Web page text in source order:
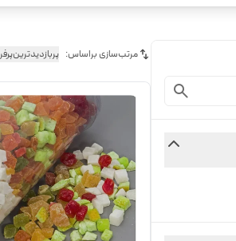
مرتب‌سازی براساس: پربازدیدترین